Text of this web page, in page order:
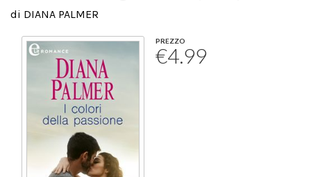
Calendario
di DIANA PALMER
PREZZO
€4.99